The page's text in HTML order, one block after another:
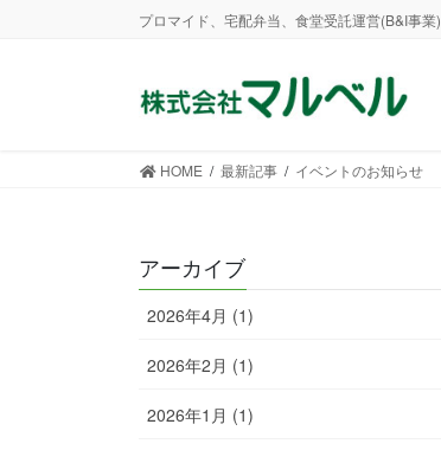
プロマイド、宅配弁当、食堂受託運営(B&I事業)
HOME 最新記事 イベントのお知らせ
アーカイブ
2026年4月 (1)
2026年2月 (1)
2026年1月 (1)